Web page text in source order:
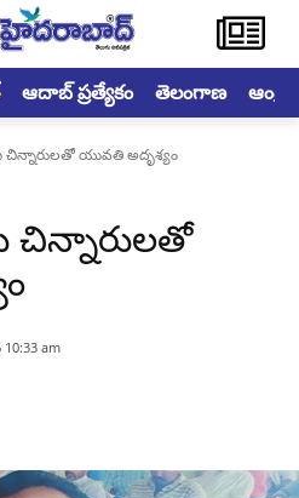
ఆదాబ్ ప్రత్యేకం తెలంగాణ
చిన్నారులతో యువతి అదృశ్యం
చిన్నారులతో
10:33 am